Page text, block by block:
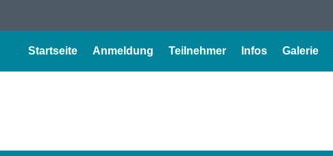
Startseite Anmeldung Teilnehmer Infos Galerie